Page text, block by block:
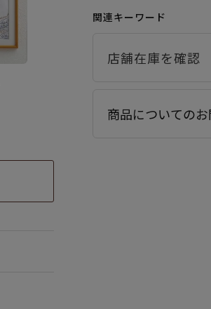
関連キーワード
商品についての